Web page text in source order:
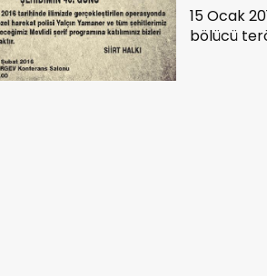
15 Ocak
bölücü